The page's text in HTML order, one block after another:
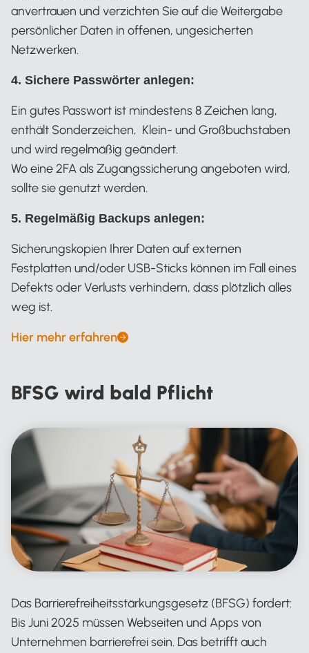
anvertrauen und verzichten Sie auf die Weitergabe
persönlicher Daten in offenen, ungesicherten
Netzwerken.
4. Sichere Passwörter anlegen:
Ein gutes Passwort ist mindestens 8 Zeichen lang,
enthält Sonderzeichen, Klein- und Großbuchstaben
und wird regelmäßig geändert.
Wo eine 2FA als Zugangssicherung angeboten wird,
sollte sie genutzt werden.
5. Regelmäßig Backups anlegen:
Sicherungskopien Ihrer Daten auf externen
Festplatten und/oder USB-Sticks können im Fall eines
Defekts oder Verlusts verhindern, dass plötzlich alles
weg ist.
Hier mehr erfahren
BFSG wird bald Pflicht
Das Barrierefreiheitsstärkungsgesetz (BFSG) fordert:
Bis Juni 2025 müssen Webseiten und Apps von
Unternehmen barrierefrei sein. Das betrifft auch